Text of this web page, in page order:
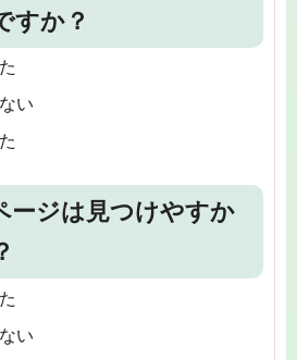
すか？
い
ージは見つけやすか
い